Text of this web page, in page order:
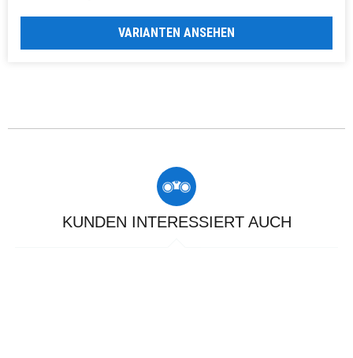
VARIANTEN ANSEHEN
KUNDEN INTERESSIERT AUCH